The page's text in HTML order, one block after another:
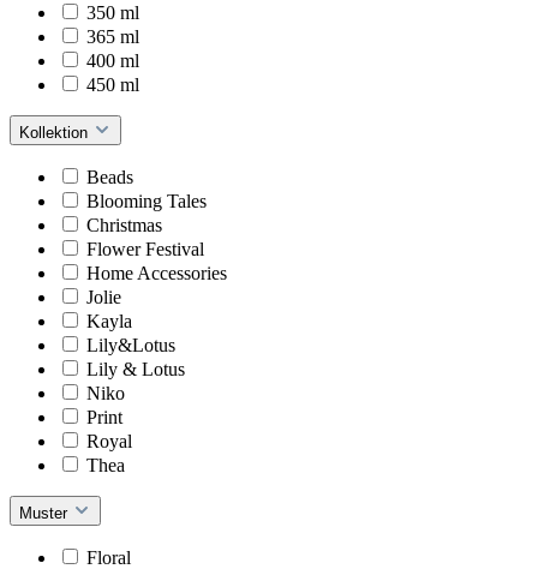
350 ml
365 ml
400 ml
450 ml
Kollektion
Beads
Blooming Tales
Christmas
Flower Festival
Home Accessories
Jolie
Kayla
Lily&Lotus
Lily & Lotus
Niko
Print
Royal
Thea
Muster
Floral